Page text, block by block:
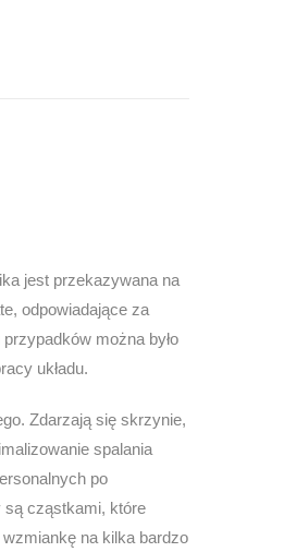
jest przekazywana na
odpowiadające za
można było
układu.
Zdarzają się skrzynie,
spalania
po
są cząstkami, które
na kilka bardzo